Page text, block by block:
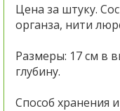
Цена за штуку.
органза, нити
Размеры: 17 см в
глубину.
Способ хранения и